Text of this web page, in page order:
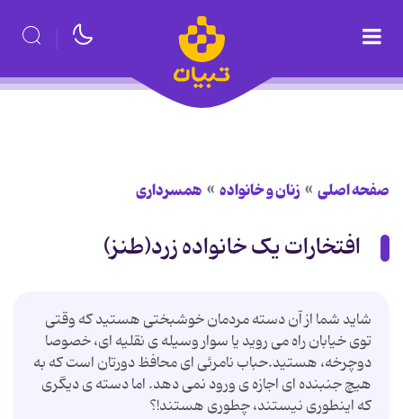
صفحه اصلی زنان و خانواده همسرداری
افتخارات یک خانواده زرد(طنز)
شاید شما از آن دسته مردمان خوشبختی هستید که وقتی
توی خیابان راه می روید یا سوار وسیله ی نقلیه ای، خصوصا
دوچرخه، هستید.حباب نامرئی ای محافظ دورتان است که به
هیچ جنبنده ای اجازه ی ورود نمی دهد. اما دسته ی دیگری
که اینطوری نیستند، چطوری هستند!؟